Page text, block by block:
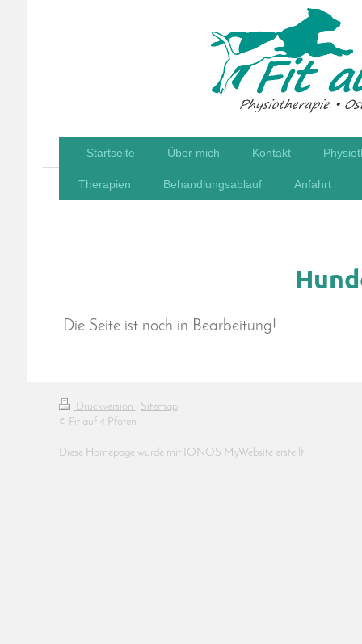
Startseite Über mich Kontakt
Therapien Behandlungsablauf Anfahrt
Die Seite ist noch in Bearbeitung!
Druckversion
Sitemap
© Fit auf 4 Pfoten
Diese Homepage wurde mit IONOS MyWebsiteerstellt.